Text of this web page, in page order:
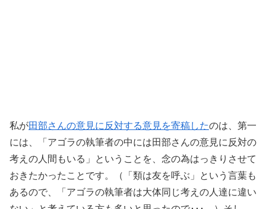
私が田部さんの意見に反対する意見を寄稿したのは、第一
には、「アゴラの執筆者の中には田部さんの意見に反対の
考えの人間もいる」ということを、念の為はっきりさせて
おきたかったことです。（「類は友を呼ぶ」という言葉も
あるので、「アゴラの執筆者は大体同じ考えの人達に違い